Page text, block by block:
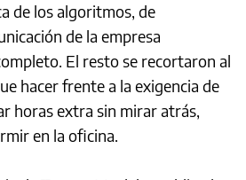
de los algoritmos, de
de la empresa
El resto se recortaron al
hacer frente a la exigencia de
horas extra sin mirar atrás,
en la oficina.